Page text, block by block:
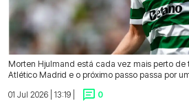
Morten Hjulmand está cada vez mais perto de
Atlético Madrid e o próximo passo passa por
01 Jul 2026 | 13:19 |
0